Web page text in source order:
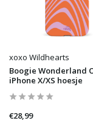
xoxo Wildhearts
Boogie Wonderland
iPhone X/XS hoesje
€28,99